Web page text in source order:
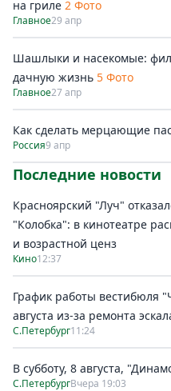
на гриле 2 Фото
Главное29 апр
Шашлыки и насекомые:
дачную жизнь 5 Фото
Главное27 апр
Как сделать мерцающие
Россия9 апр
Последние новости
Красноярский "Луч"
"Колобка": в кинотеатре
и возрастной ценз
Кино12:37
График работы вестибюля
августа из-за ремонта
С.Петербург11:24
В субботу, 8 августа,
С.ПетербургВчера 19:03